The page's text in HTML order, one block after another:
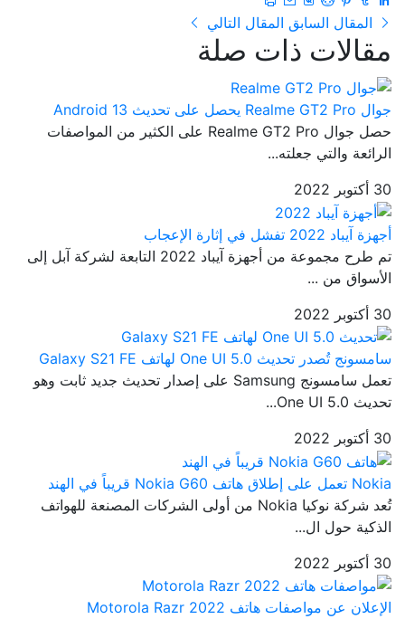
المقال السابق المقال التالي
مقالات ذات صلة
جوال Realme GT2 Pro يحصل على تحديث Android 13
حصل جوال Realme GT2 Pro على الكثير من المواصفات
الرائعة والتي جعلته...
30 أكتوبر 2022
أجهزة آيباد 2022 تفشل في إثارة الإعجاب
تم طرح مجموعة من أجهزة آيباد 2022 التابعة لشركة آبل إلى
الأسواق من ...
30 أكتوبر 2022
سامسونج تُصدر تحديث One UI 5.0 لهاتف Galaxy S21 FE
تعمل سامسونج Samsung على إصدار تحديث جديد ثابت وهو
تحديث One UI 5.0...
30 أكتوبر 2022
Nokia تعمل على إطلاق هاتف Nokia G60 قريباً في الهند
تُعد شركة نوكيا Nokia من أولى الشركات المصنعة للهواتف
الذكية حول ال...
30 أكتوبر 2022
الإعلان عن مواصفات هاتف Motorola Razr 2022